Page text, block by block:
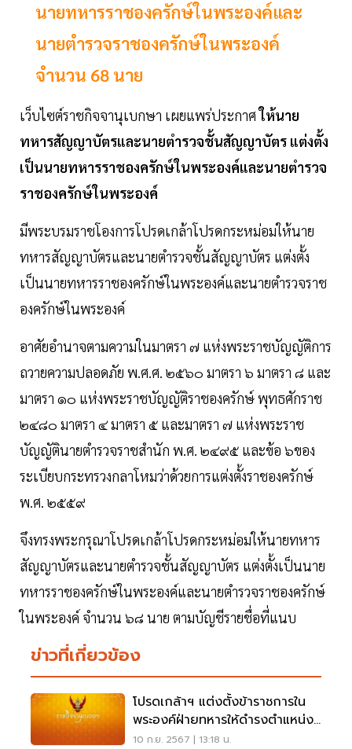
นายทหารราชองครักษ์ในพระองค์และ
นายตำรวจราชองครักษ์ในพระองค์
จำนวน 68 นาย
เว็บไซต์ราชกิจจานุเบกษา เผยแพร่ประกาศให้นาย
ทหารสัญญาบัตรและนายตำรวจชั้นสัญญาบัตร แต่งตั้ง
เป็นนายทหารราชองครักษ์ในพระองค์และนายตำรวจ
ราชองครักษ์ในพระองค์
มีพระบรมราชโองการโปรดเกล้าโปรดกระหม่อมให้นาย
ทหารสัญญาบัตรและนายตำรวจชั้นสัญญาบัตร แต่งตั้ง
เป็นนายทหารราชองครักษ์ในพระองค์และนายตำรวจราช
องครักษ์ในพระองค์
อาศัยอำนาจตามความในมาตรา ๗ แห่งพระราชบัญญัติการ
ถวายความปลอดภัย พ.ศ.ศ. ๒๕๖๐ มาตรา ๖ มาตรา ๘ และ
มาตรา ๑๐ แห่งพระราชบัญญัติราชองครักษ์ พุทธศักราช
๒๔๘๐ มาตรา ๔ มาตรา ๕ และมาตรา ๗ แห่งพระราช
บัญญัตินายตำรวจราชสำนัก พ.ศ. ๒๔๙๕ และข้อ ๖ของ
ระเบียบกระทรวงกลาโหมว่าด้วยการแต่งตั้งราชองครักษ์
พ.ศ. ๒๕๕๙
จึงทรงพระกรุณาโปรดเกล้าโปรดกระหม่อมให้นายทหาร
สัญญาบัตรและนายตำรวจชั้นสัญญาบัตร แต่งตั้งเป็นนาย
ทหารราชองครักษ์ในพระองค์และนายตำรวจราชองครักษ์
ในพระองค์ จำนวน ๖๘ นาย ตามบัญชีรายชื่อที่แนบ
ข่าวที่เกี่ยวข้อง
โปรดเกล้าฯ แต่งตั้งข้าราชการใน
พระองค์ฝ่ายทหารให้ดํารงตําแหน่ง
รวม 3 นาย
10 ก.ย. 2567 | 13:18 น.